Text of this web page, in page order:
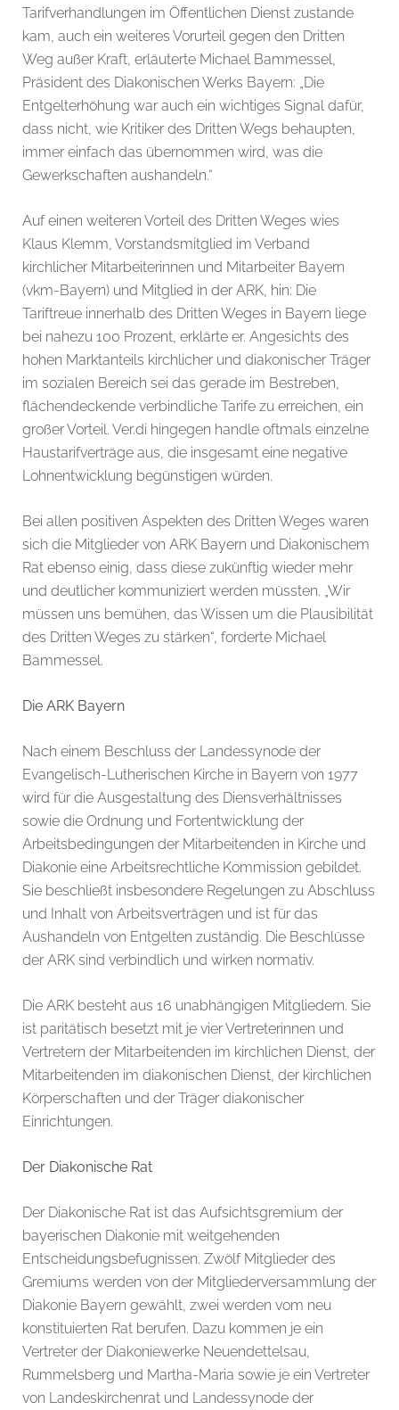
Tarifverhandlungen im Öffentlichen Dienst zustande
kam, auch ein weiteres Vorurteil gegen den Dritten
Weg außer Kraft, erläuterte Michael Bammessel,
Präsident des Diakonischen Werks Bayern: „Die
Entgelterhöhung war auch ein wichtiges Signal dafür,
dass nicht, wie Kritiker des Dritten Wegs behaupten,
immer einfach das übernommen wird, was die
Gewerkschaften aushandeln.“
Auf einen weiteren Vorteil des Dritten Weges wies
Klaus Klemm, Vorstandsmitglied im Verband
kirchlicher Mitarbeiterinnen und Mitarbeiter Bayern
(vkm-Bayern) und Mitglied in der ARK, hin: Die
Tariftreue innerhalb des Dritten Weges in Bayern liege
bei nahezu 100 Prozent, erklärte er. Angesichts des
hohen Marktanteils kirchlicher und diakonischer Träger
im sozialen Bereich sei das gerade im Bestreben,
flächendeckende verbindliche Tarife zu erreichen, ein
großer Vorteil. Ver.di hingegen handle oftmals einzelne
Haustarifverträge aus, die insgesamt eine negative
Lohnentwicklung begünstigen würden.
Bei allen positiven Aspekten des Dritten Weges waren
sich die Mitglieder von ARK Bayern und Diakonischem
Rat ebenso einig, dass diese zukünftig wieder mehr
und deutlicher kommuniziert werden müssten. „Wir
müssen uns bemühen, das Wissen um die Plausibilität
des Dritten Weges zu stärken“, forderte Michael
Bammessel.
Die ARK Bayern
Nach einem Beschluss der Landessynode der
Evangelisch-Lutherischen Kirche in Bayern von 1977
wird für die Ausgestaltung des Diensverhältnisses
sowie die Ordnung und Fortentwicklung der
Arbeitsbedingungen der Mitarbeitenden in Kirche und
Diakonie eine Arbeitsrechtliche Kommission gebildet.
Sie beschließt insbesondere Regelungen zu Abschluss
und Inhalt von Arbeitsverträgen und ist für das
Aushandeln von Entgelten zuständig. Die Beschlüsse
der ARK sind verbindlich und wirken normativ.
Die ARK besteht aus 16 unabhängigen Mitgliedern. Sie
ist paritätisch besetzt mit je vier Vertreterinnen und
Vertretern der Mitarbeitenden im kirchlichen Dienst, der
Mitarbeitenden im diakonischen Dienst, der kirchlichen
Körperschaften und der Träger diakonischer
Einrichtungen.
Der Diakonische Rat
Der Diakonische Rat ist das Aufsichtsgremium der
bayerischen Diakonie mit weitgehenden
Entscheidungsbefugnissen. Zwölf Mitglieder des
Gremiums werden von der Mitgliederversammlung der
Diakonie Bayern gewählt, zwei werden vom neu
konstituierten Rat berufen. Dazu kommen je ein
Vertreter der Diakoniewerke Neuendettelsau,
Rummelsberg und Martha-Maria sowie je ein Vertreter
von Landeskirchenrat und Landessynode der